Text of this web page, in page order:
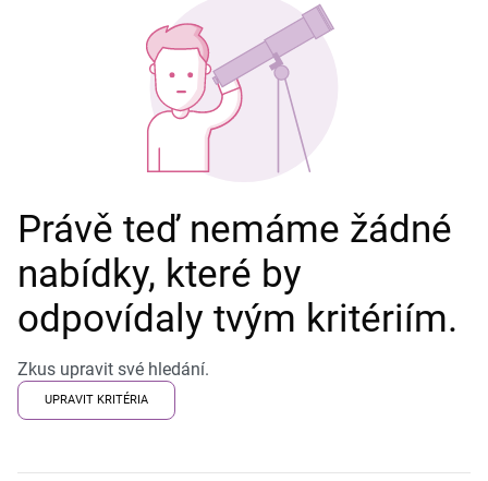
Právě teď nemáme žádné
nabídky, které by
odpovídaly tvým kritériím.
Zkus upravit své hledání.
UPRAVIT KRITÉRIA